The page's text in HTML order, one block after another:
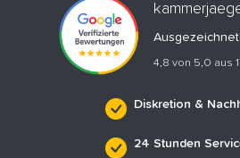
Ausgezeichnet
4,8 von 5,0 aus
Diskretion &
24 Stunden